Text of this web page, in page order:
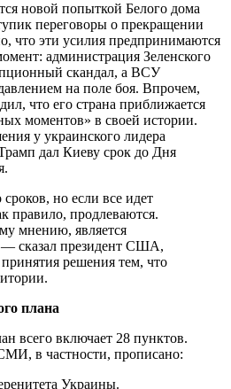
новой попыткой Белого дома
переговоры о прекращении
что эти усилия предпринимаются
администрация Зеленского
скандал, а ВСУ
на поле боя. Впрочем,
что его страна приближается
моментов» в своей истории.
у украинского лидера
дал Киеву срок до Дня
но если все идет
правило, продлеваются.
мнению, является
сказал президент США,
решения тем, что
плана
всего включает 28 пунктов.
в частности, прописано:
Украины.